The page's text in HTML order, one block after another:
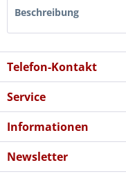
Beschreibung
Telefon-Kontakt
Service
Informationen
Newsletter